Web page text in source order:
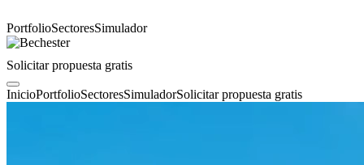
PortfolioSectoresSimulador
Solicitar propuesta gratis
InicioPortfolioSectoresSimuladorSolicitar propuesta gratis